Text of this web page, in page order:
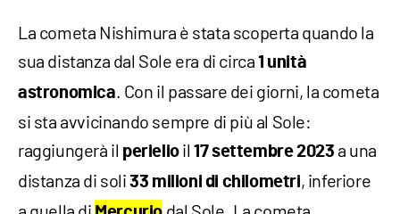
La cometa Nishimura è stata scoperta quando la
sua distanza dal Sole era di circa1 unità
astronomica. Con il passare dei giorni, la cometa
si sta avvicinando sempre di più al Sole:
raggiungerà il perielioil17 settembre 2023 a una
distanza di soli33 milioni di chilometri, inferiore